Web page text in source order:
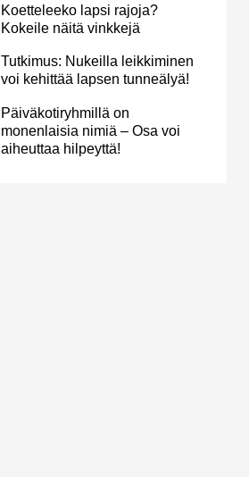
Koetteleeko lapsi rajoja?
Kokeile näitä vinkkejä
Tutkimus: Nukeilla leikkiminen
voi kehittää lapsen tunneälyä!
Päiväkotiryhmillä on
monenlaisia nimiä – Osa voi
aiheuttaa hilpeyttä!